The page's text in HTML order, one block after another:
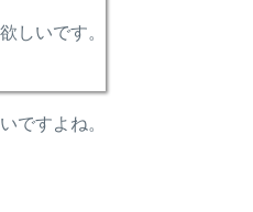
しいです。
ですよね。